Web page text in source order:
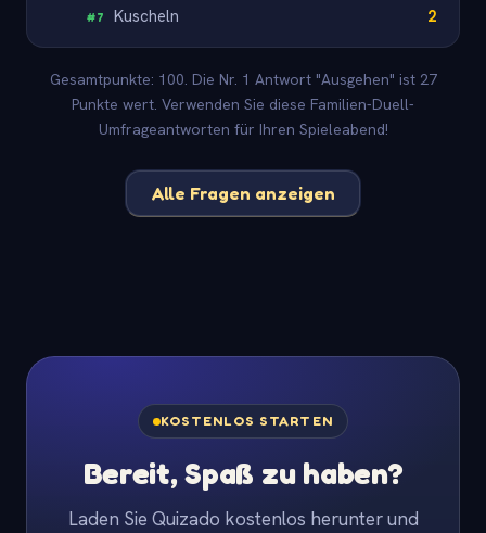
#7 Kuscheln 2
Gesamtpunkte: 100. Die Nr. 1 Antwort "Ausgehen" ist 27
Punkte wert. Verwenden Sie diese Familien-Duell-
Umfrageantworten für Ihren Spieleabend!
Alle Fragen anzeigen
KOSTENLOS STARTEN
Bereit, Spaß zu haben?
Laden Sie Quizado kostenlos herunter und